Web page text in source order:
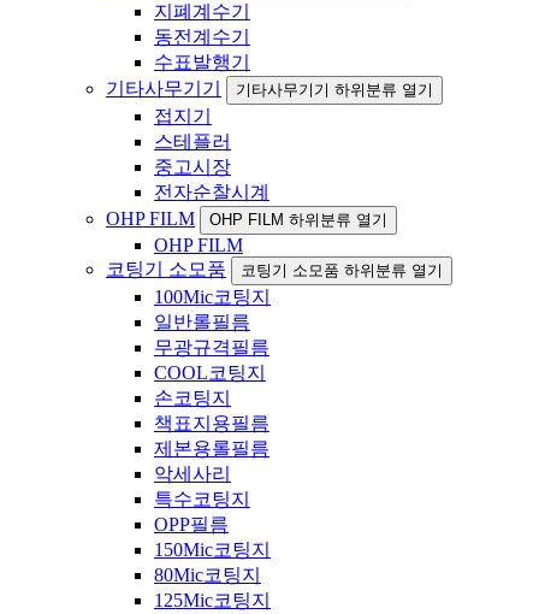
지폐계수기
동전계수기
수표발행기
기타사무기기
기타사무기기 하위분류 열기
접지기
스테플러
중고시장
전자순찰시계
OHP FILM
OHP FILM 하위분류 열기
OHP FILM
코팅기 소모품
코팅기 소모품 하위분류 열기
100Mic코팅지
일반롤필름
무광규격필름
COOL코팅지
손코팅지
책표지용필름
제본용롤필름
악세사리
특수코팅지
OPP필름
150Mic코팅지
80Mic코팅지
125Mic코팅지